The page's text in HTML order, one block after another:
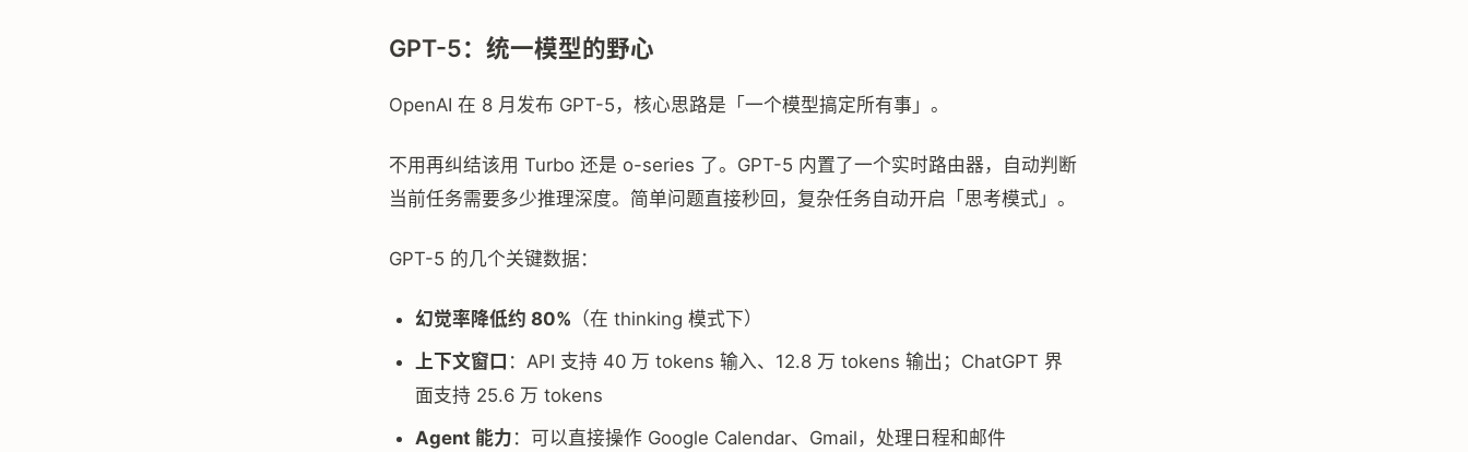
GPT-5：统一模型的野心
OpenAI 在 8 月发布 GPT-5，核心思路是「一个模型搞定所有事」。
不用再纠结该用 Turbo 还是 o-series 了。GPT-5 内置了一个实时路由器，自动判断
当前任务需要多少推理深度。简单问题直接秒回，复杂任务自动开启「思考模式」。
GPT-5 的几个关键数据：
幻觉率降低约 80% （在 thinking 模式下）
上下文窗口 ：API 支持 40 万 tokens 输入、12.8 万 tokens 输出；ChatGPT 界
面支持 25.6 万 tokens
Agent 能力 ：可以直接操作 Google Calendar、Gmail，处理日程和邮件